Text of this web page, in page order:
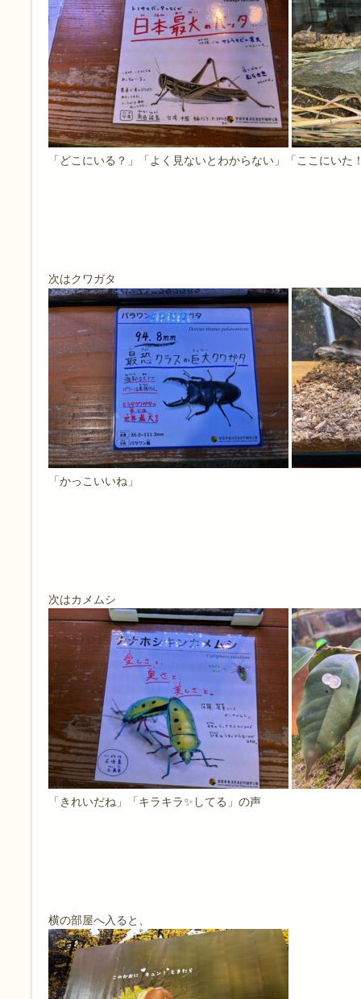
「どこにいる？」「よく見ないとわからない」「ここにいた
次はクワガタ
「かっこいいね」
次はカメムシ
「きれいだね」「キラキラ✨してる」の声
横の部屋へ入ると、